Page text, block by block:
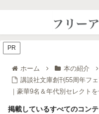
PR
ホーム 本の紹介
講談社文庫創刊55周年フ
｜豪華9名＆年代別セレクト
掲載しているすべてのコン